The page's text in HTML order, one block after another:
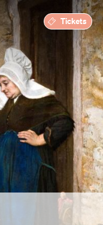
Tickets